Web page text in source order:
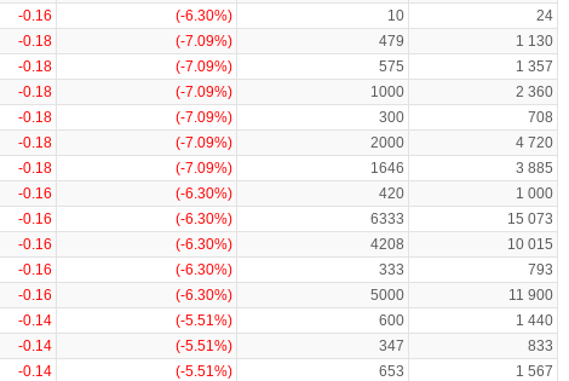
-0.16 (-6.30%) 10
24
-0.18 (-7.09%) 479
1 130
-0.18 (-7.09%) 575
1 357
-0.18 (-7.09%) 1000
2 360
-0.18 (-7.09%) 300
708
-0.18 (-7.09%) 2000
4 720
-0.18 (-7.09%) 1646
3 885
-0.16 (-6.30%) 420
1 000
-0.16 (-6.30%) 6333
15 073
-0.16 (-6.30%) 4208
10 015
-0.16 (-6.30%) 333
793
-0.16 (-6.30%) 5000
11 900
-0.14 (-5.51%) 600
1 440
-0.14 (-5.51%) 347
833
-0.14 (-5.51%) 653
1 567